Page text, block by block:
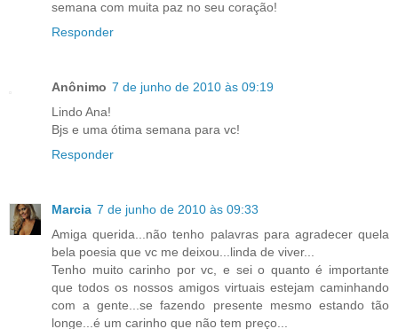
semana com muita paz no seu coração!
Responder
Anônimo 7 de junho de 2010 às 09:19
Lindo Ana!
Bjs e uma ótima semana para vc!
Responder
Marcia 7 de junho de 2010 às 09:33
Amiga querida...não tenho palavras para agradecer quela
bela poesia que vc me deixou...linda de viver...
Tenho muito carinho por vc, e sei o quanto é importante
que todos os nossos amigos virtuais estejam caminhando
com a gente...se fazendo presente mesmo estando tão
longe...é um carinho que não tem preço...